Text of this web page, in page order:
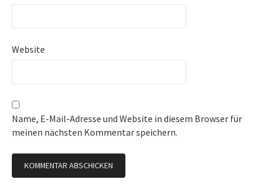
Website
Name, E-Mail-Adresse und Website in diesem Browser für
meinen nächsten Kommentar speichern.